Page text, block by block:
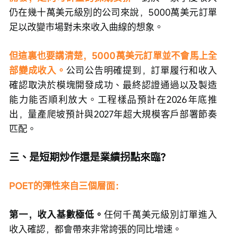
仍在幾十萬美元級別的公司來說，5000萬美元訂單
足以改變市場對未來收入曲線的想象。
但這裏也要講清楚，5000萬美元訂單並不會馬上全
部變成收入。 公司公告明確提到，訂單履行和收入
確認取決於模塊開發成功、最終認證通過以及製造
能力能否順利放大。工程樣品預計在2026年底推
出，量產爬坡預計與2027年超大規模客戶部署節奏
匹配。
三、是短期炒作還是業績拐點來臨？
POET的彈性來自三個層面：
第一，收入基數極低。 任何千萬美元級別訂單進入
收入確認，都會帶來非常誇張的同比增速。